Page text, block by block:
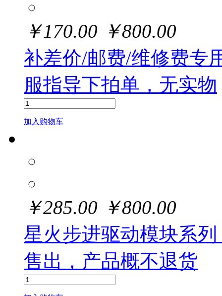
￥170.00 ￥800.00
补差价/邮费/维修费专
服指导下拍单，无实物
加入购物车
￥285.00 ￥800.00
星火步进驱动模块系
售出，产品概不退货